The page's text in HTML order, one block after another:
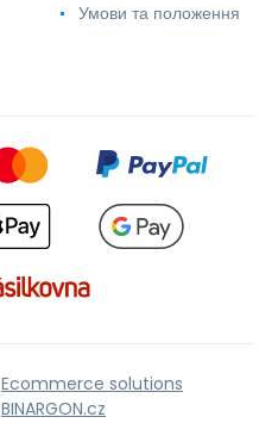
Умови та положення
Ecommerce solutions
BINARGON.cz